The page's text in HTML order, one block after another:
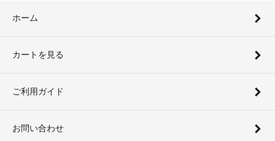
ホーム
カートを見る
ご利用ガイド
お問い合わせ